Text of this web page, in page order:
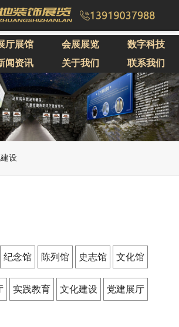
厅展馆 会展展览
数字科技
闻资讯 关于我们 联系我们
设
纪念馆 陈列馆 史志馆 文化馆
实践教育 文化建设 党建展厅